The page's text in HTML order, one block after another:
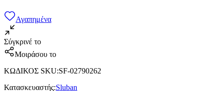
Αγαπημένα
Σύγκρινέ το
Μοιράσου το
ΚΩΔΙΚΟΣ SKU:SF-02790262
Κατασκευαστής:Sluban